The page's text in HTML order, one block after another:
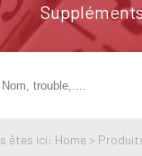
êtes ici: Home >